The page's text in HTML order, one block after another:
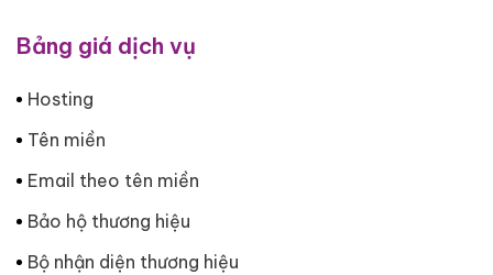
Bảng giá dịch vụ
Hosting
Tên miền
Email theo tên miền
Bảo hộ thương hiệu
Bộ nhận diện thương hiệu